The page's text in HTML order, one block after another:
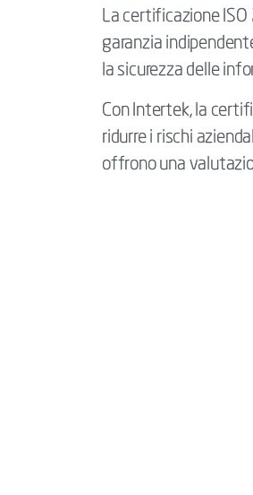
La certificazione
garanzia
la sicurezza delle
Con Intertek, la
ridurre i rischi
offrono una